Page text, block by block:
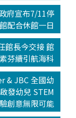
府宣布7/11停
配合休館一日
館長今交接 館
芬續引航海科
& JBC 全國幼
發幼兒 STEM
創意無限可能